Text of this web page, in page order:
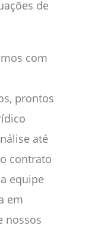
de
com
prontos
até
contrato
equipe
em
nossos